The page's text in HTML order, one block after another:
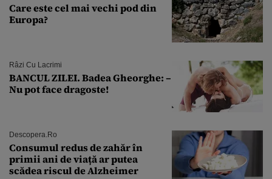
Care este cel mai vechi pod din
Europa?
Râzi Cu Lacrimi
BANCUL ZILEI. Badea Gheorghe: –
Nu pot face dragoste!
Descopera.ro
Consumul redus de zahăr în
primii ani de viață ar putea
scădea riscul de Alzheimer